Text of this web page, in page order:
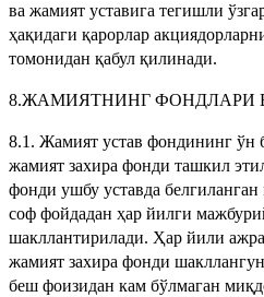
ва жамият уставига тегишли
ҳақидаги қарорлар
томонидан қабул қилинади.
8.ЖАМИЯТНИНГ ФОНДЛАРИ
8.1. Жамият устав фондининг ўн
жамият захира фонди ташкил
фонди ушбу уставда белгиланган
соф фойдадан ҳар йилги
шакллантирилади. Ҳар йили
жамият захира фонди
беш фоизидан кам бўлмаган